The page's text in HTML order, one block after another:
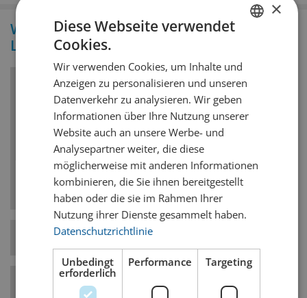
Wissenswertes zum Bierstil von
Lindemans Kriek
Bierstil
Fruchtbiere
Werden mit Fruchtsaft oder echten Früchten
gebraut und können ein Spektrum von trocken
bis süss haben.
Hefe-Art Untergärig
Bierstil-Kategorie Exotisch / Spezial
FRENCH
×
Diese Webseite verwendet
Cookies.
Wir verwenden Cookies, um Inhalte und
Anzeigen zu personalisieren und unseren
Datenverkehr zu analysieren. Wir geben
Informationen über Ihre Nutzung unserer
Website auch an unsere Werbe- und
Analysepartner weiter, die diese
möglicherweise mit anderen Informationen
kombinieren, die Sie ihnen bereitgestellt
haben oder die sie im Rahmen Ihrer
Nutzung ihrer Dienste gesammelt haben.
Datenschutzrichtlinie
Unbedingt
erforderlich
Performance Targeting